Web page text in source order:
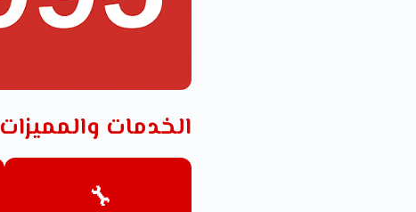
الخدمات والمميزات
🔧